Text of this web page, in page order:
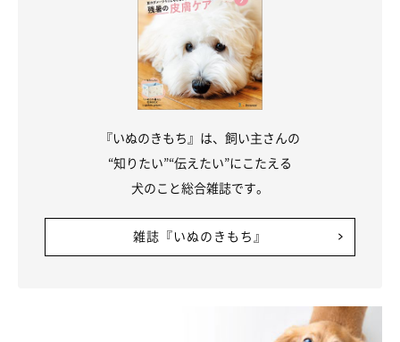
『いぬのきもち』は、飼い主さんの
“知りたい”“伝えたい”にこたえる
犬のこと総合雑誌です。
雑誌『いぬのきもち』